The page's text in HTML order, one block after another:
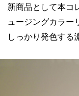
新商品として本コ
ュージングカラ
しっかり発色する